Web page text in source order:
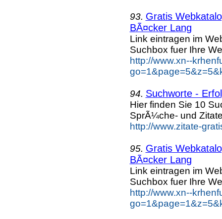
93. Gratis
BÃ¤cker Lang
Link eintragen im
Suchbox fuer Ihre
http://www.xn--
94. Suchworte -
Hier finden Sie 10
SprÃ¼che- und
http://www.zitate-
95. Gratis
BÃ¤cker Lang
Link eintragen im
Suchbox fuer Ihre
http://www.xn--